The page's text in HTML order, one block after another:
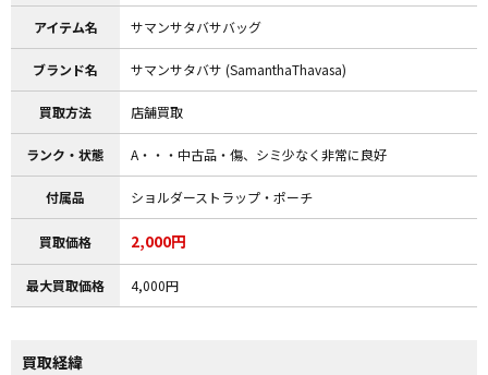
アイテム名 サマンサタバサバッグ
ブランド名 サマンサタバサ (SamanthaThavasa)
買取方法 店舗買取
ランク・状態 A・・・中古品・傷、シミ少なく非常に良好
付属品 ショルダーストラップ・ポーチ
買取価格 2,000円
最大買取価格 4,000円
買取経緯